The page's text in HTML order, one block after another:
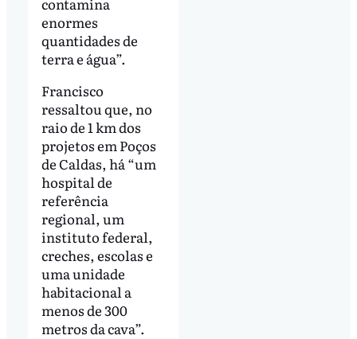
enormes
quantidades de
terra e água”.
Francisco
ressaltou que, no
raio de 1 km dos
projetos em Poços
de Caldas, há “um
hospital de
referência
regional, um
instituto federal,
creches, escolas e
uma unidade
habitacional a
menos de 300
metros da cava”.